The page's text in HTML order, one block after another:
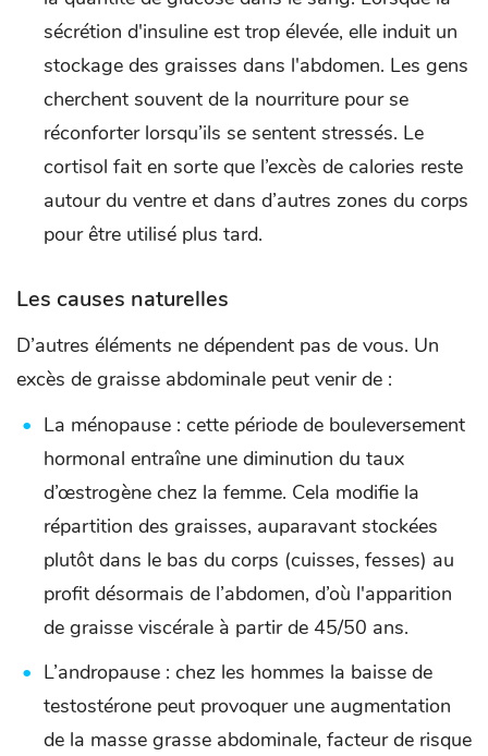
sécrétion d'insuline est trop élevée, elle induit un
stockage des graisses dans l'abdomen. Les gens
cherchent souvent de la nourriture pour se
réconforter lorsqu’ils se sentent stressés. Le
cortisol fait en sorte que l’excès de calories reste
autour du ventre et dans d’autres zones du corps
pour être utilisé plus tard.
Les causes naturelles
D’autres éléments ne dépendent pas de vous. Un
excès de graisse abdominale peut venir de :
La ménopause : cette période de bouleversement
hormonal entraîne une diminution du taux
d’œstrogène chez la femme. Cela modifie la
répartition des graisses, auparavant stockées
plutôt dans le bas du corps (cuisses, fesses) au
profit désormais de l’abdomen, d’où l'apparition
de graisse viscérale à partir de 45/50 ans.
L’andropause : chez les hommes la baisse de
testostérone peut provoquer une augmentation
de la masse grasse abdominale, facteur de risque